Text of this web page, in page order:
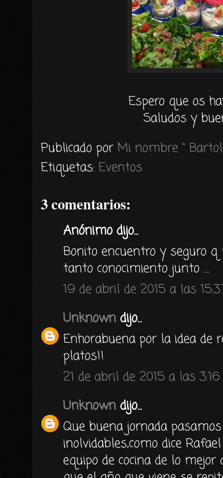
Espero que os
Saludos y
Publicado por Mi nombre "
Etiquetas: Eventos
3 comentarios:
Anónimo dijo...
Bonito encuentro y seguro
tanto conocimiento junto ....
19 de abril de 2015 a las
Unknown dijo...
Enhorabuena por la idea de
platos!!
21 de abril de 2015 a las 3:16
Unknown dijo...
Que buena jornada
inolvidables,como dice
equipo de cocina de lo mejor